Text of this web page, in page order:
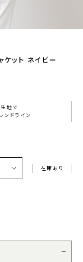
ケット ネイビー
地で
ンドライン
在庫あり